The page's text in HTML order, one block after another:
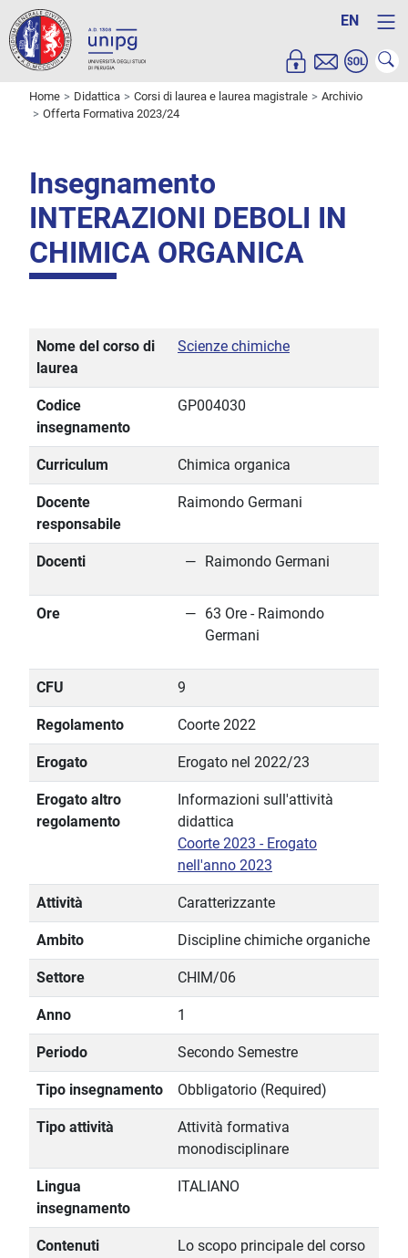
EN
Home Didattica Corsi di laurea e laurea magistrale
Archivio
Offerta Formativa 2023/24
Insegnamento
INTERAZIONI DEBOLI IN
CHIMICA ORGANICA
Nome del corso di
laurea
Scienze chimiche
Codice
insegnamento
GP004030
Curriculum Chimica organica
Docente
responsabile
Raimondo Germani
Docenti Raimondo Germani
Ore
63 Ore - Raimondo
Germani
CFU 9
Regolamento Coorte 2022
Erogato Erogato nel 2022/23
Erogato altro
regolamento
Informazioni sull'attività
didattica
Coorte 2023 - Erogato
nell'anno 2023
Attività Caratterizzante
Ambito Discipline chimiche organiche
Settore CHIM/06
Anno 1
Periodo Secondo Semestre
Tipo insegnamento Obbligatorio (Required)
Tipo attività
Attività formativa
monodisciplinare
Lingua
insegnamento
ITALIANO
Contenuti
Lo scopo principale del corso